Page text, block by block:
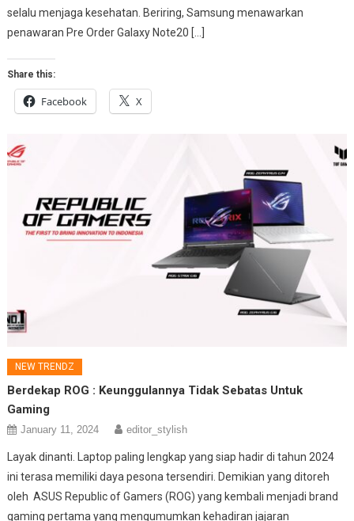
selalu menjaga kesehatan. Beriring, Samsung menawarkan
penawaran Pre Order Galaxy Note20 […]
Share this:
Facebook X
NEW TRENDZ
Berdekap ROG : Keunggulannya Tidak Sebatas Untuk
Gaming
January 11, 2024 editor_stylish
Layak dinanti. Laptop paling lengkap yang siap hadir di tahun 2024
ini terasa memiliki daya pesona tersendiri. Demikian yang ditoreh
oleh ASUS Republic of Gamers (ROG) yang kembali menjadi brand
gaming pertama yang mengumumkan kehadiran jajaran